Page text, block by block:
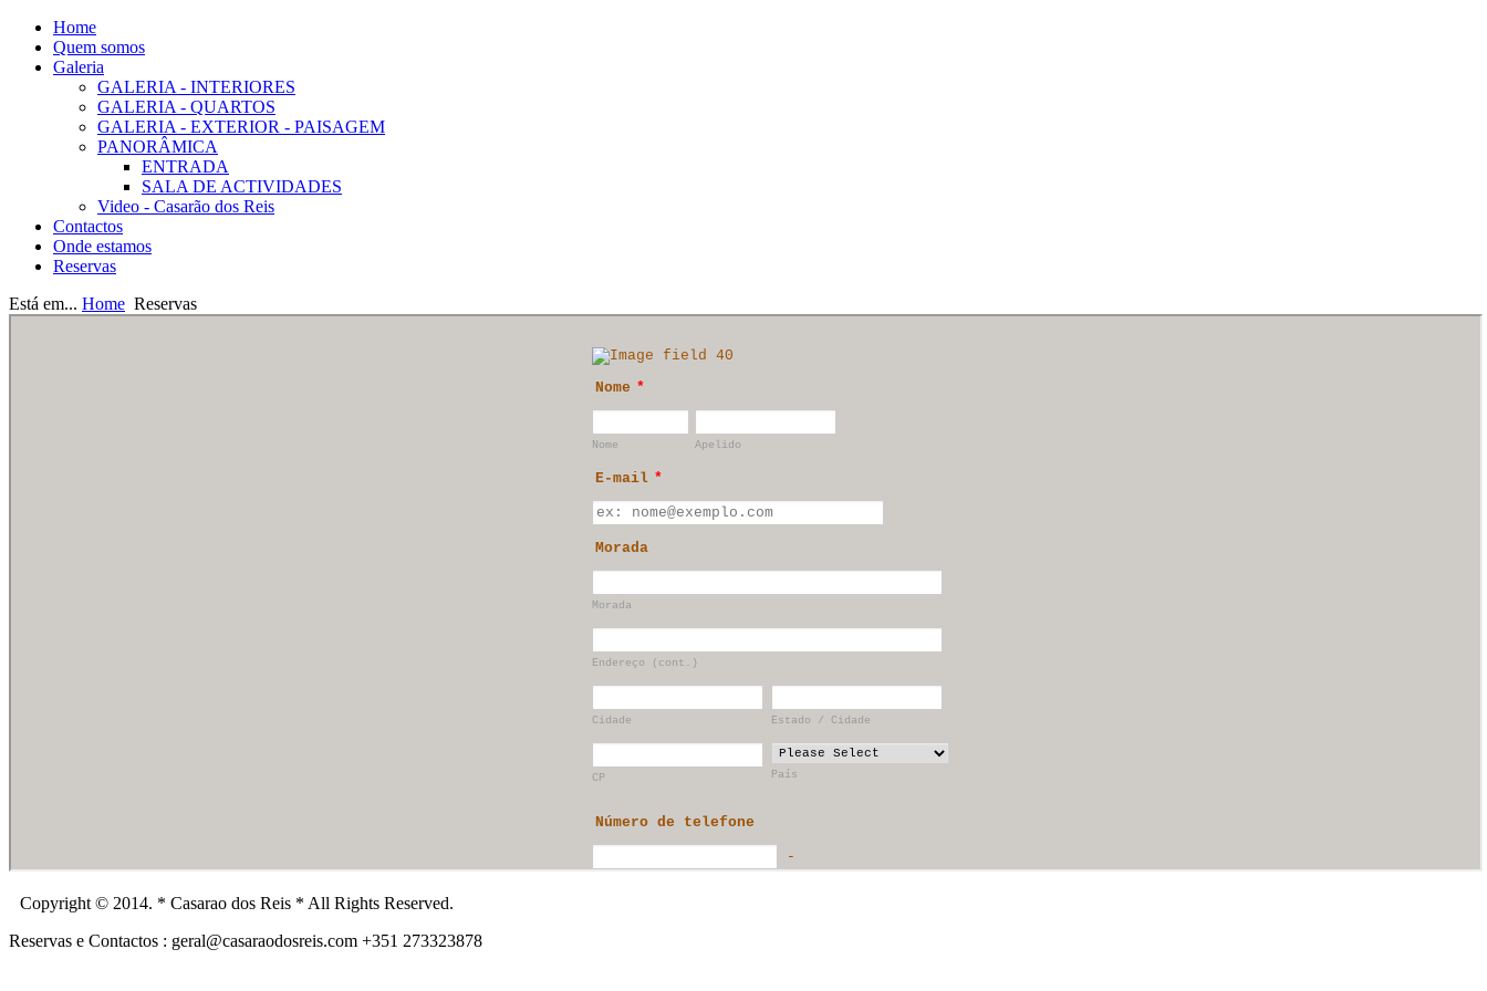
Home
Quem somos
Galeria
GALERIA - INTERIORES
GALERIA - QUARTOS
GALERIA - EXTERIOR - PAISAGEM
PANORÂMICA
ENTRADA
SALA DE ACTIVIDADES
Video - Casarão dos Reis
Contactos
Onde estamos
Reservas
Está em... Home Reservas
Copyright © 2014. * Casarao dos Reis * All Rights Reserved.
Reservas e Contactos : geral@casaraodosreis.com +351 273323878